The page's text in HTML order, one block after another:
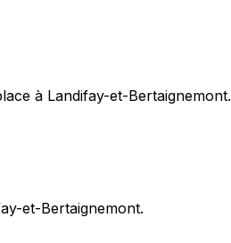
à Landifay-et-Bertaignemont.
et-Bertaignemont.